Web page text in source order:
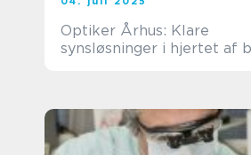
Optiker Århus: Klare
synsløsninger i hjertet af